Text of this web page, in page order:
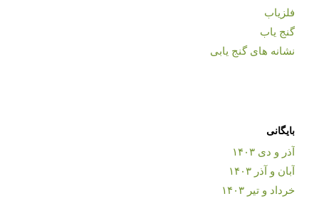
فلزیاب
گنج یاب
نشانه های گنج یابی
بایگانی
آذر و دی ۱۴۰۳
آبان و آذر ۱۴۰۳
خرداد و تیر ۱۴۰۳